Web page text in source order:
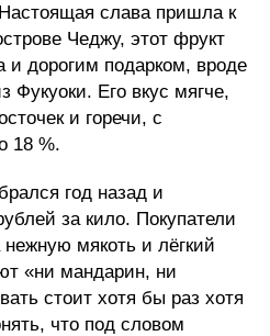
слава пришла к
Чеджу, этот фрукт
и дорогим подарком, вроде
Фукуоки. Его вкус мягче,
и горечи, с
18 %.
год назад и
за кило. Покупатели
мякоть и лёгкий
«ни мандарин, ни
стоит хотя бы раз хотя
что под словом